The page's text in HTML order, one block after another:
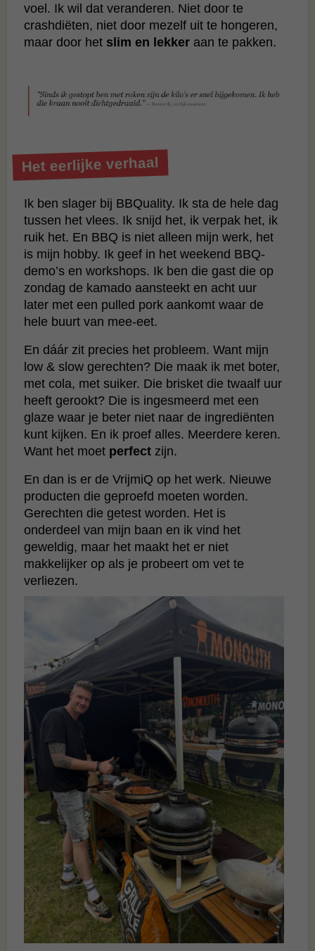
voel. Ik wil dat veranderen. Niet door te
crashdiëten, niet door mezelf uit te hongeren,
maar door het slim en lekker aan te pakken.
Het eerlijke verhaal
Ik ben slager bij BBQuality. Ik sta de hele dag
tussen het vlees. Ik snijd het, ik verpak het, ik
ruik het. En BBQ is niet alleen mijn werk, het
is mijn hobby. Ik geef in het weekend BBQ-
demo’s en workshops. Ik ben die gast die op
zondag de kamado aansteekt en acht uur
later met een pulled pork aankomt waar de
hele buurt van mee-eet.
En dáár zit precies het probleem. Want mijn
low & slow gerechten? Die maak ik met boter,
met cola, met suiker. Die brisket die twaalf uur
heeft gerookt? Die is ingesmeerd met een
glaze waar je beter niet naar de ingrediënten
kunt kijken. En ik proef alles. Meerdere keren.
Want het moet perfect zijn.
En dan is er de VrijmiQ op het werk. Nieuwe
producten die geproefd moeten worden.
Gerechten die getest worden. Het is
onderdeel van mijn baan en ik vind het
geweldig, maar het maakt het er niet
makkelijker op als je probeert om vet te
verliezen.